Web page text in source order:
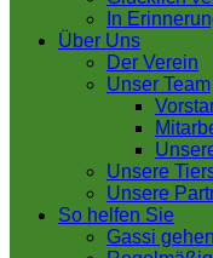
In
Über Uns
Der Verein
Unser Team
Unsere
Unsere
So helfen Sie
Gassi gehen